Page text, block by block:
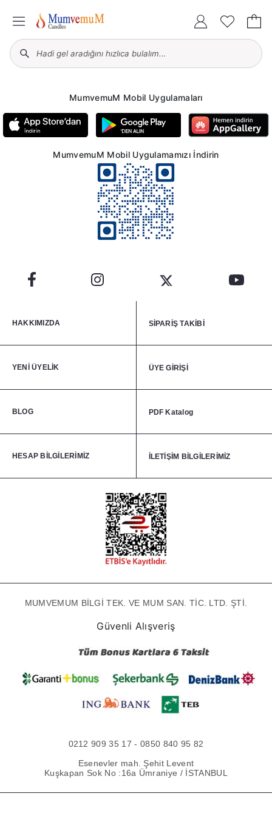
MumvemuM Mobil Uygulamaları
MumvemuM Mobil Uygulamamızı İndirin
HAKKIMIZDA SİPARİŞ TAKİBİ
YENİ ÜYELİK ÜYE GİRİŞİ
BLOG PDF Katalog
HESAP BİLGİLERİMİZ İLETİŞİM BİLGİLERİMİZ
MUMVEMUM BİLGİ TEK. VE MUM SAN. TİC. LTD. ŞTİ.
Güvenli Alışveriş
0212 909 35 17 - 0850 840 95 82
Esenevler mah. Şehit Levent
Kuşkapan Sok No :16a Ümraniye / İSTANBUL